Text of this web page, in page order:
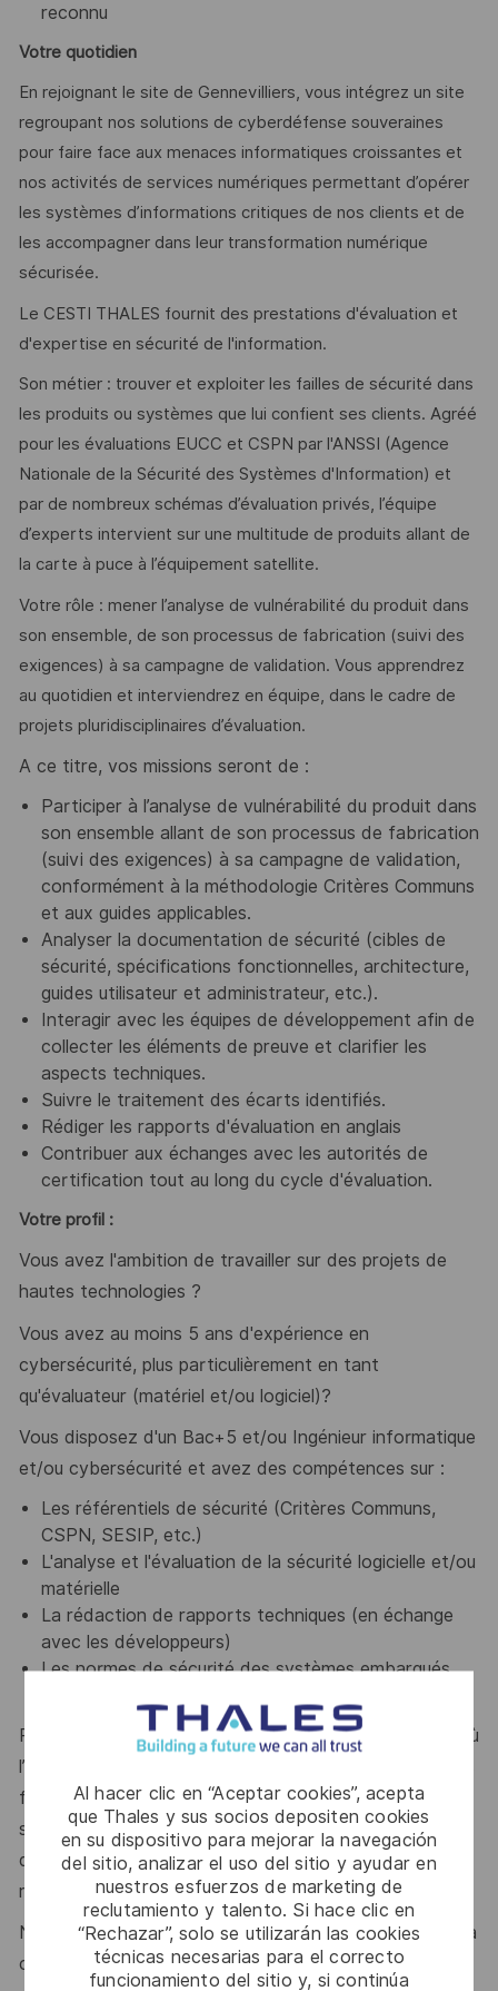
Al hacer clic en “Aceptar cookies”, acepta
que Thales y sus socios depositen cookies
en su dispositivo para mejorar la navegación
del sitio, analizar el uso del sitio y ayudar en
nuestros esfuerzos de marketing de
reclutamiento y talento. Si hace clic en
“Rechazar”, solo se utilizarán las cookies
técnicas necesarias para el correcto
funcionamiento del sitio y, si continúa
reconnu
Votre quotidien
En rejoignant le site de Gennevilliers, vous intégrez un site
regroupant nos solutions de cyberdéfense souveraines
pour faire face aux menaces informatiques croissantes et
nos activités de services numériques permettant d’opérer
les systèmes d’informations critiques de nos clients et de
les accompagner dans leur transformation numérique
sécurisée.
Le CESTI THALES fournit des prestations d'évaluation et
d'expertise en sécurité de l'information.
Son métier : trouver et exploiter les failles de sécurité dans
les produits ou systèmes que lui confient ses clients. Agréé
pour les évaluations EUCC et CSPN par l'ANSSI (Agence
Nationale de la Sécurité des Systèmes d'Information) et
par de nombreux schémas d’évaluation privés, l’équipe
d’experts intervient sur une multitude de produits allant de
la carte à puce à l’équipement satellite.
Votre rôle : mener l’analyse de vulnérabilité du produit dans
son ensemble, de son processus de fabrication (suivi des
exigences) à sa campagne de validation. Vous apprendrez
au quotidien et interviendrez en équipe, dans le cadre de
projets pluridisciplinaires d’évaluation.
A ce titre, vos missions seront de :
Participer à l’analyse de vulnérabilité du produit dans
son ensemble allant de son processus de fabrication
(suivi des exigences) à sa campagne de validation,
conformément à la méthodologie Critères Communs
et aux guides applicables.
Analyser la documentation de sécurité (cibles de
sécurité, spécifications fonctionnelles, architecture,
guides utilisateur et administrateur, etc.).
Interagir avec les équipes de développement afin de
collecter les éléments de preuve et clarifier les
aspects techniques.
Suivre le traitement des écarts identifiés.
Rédiger les rapports d'évaluation en anglais
Contribuer aux échanges avec les autorités de
certification tout au long du cycle d'évaluation.
Votre profil :
Vous avez l'ambition de travailler sur des projets de
hautes technologies ?
Vous avez au moins 5 ans d'expérience en
cybersécurité, plus particulièrement en tant
qu'évaluateur (matériel et/ou logiciel)?
Vous disposez d'un Bac+5 et/ou Ingénieur informatique
et/ou cybersécurité et avez des compétences sur :
Les référentiels de sécurité (Critères Communs,
CSPN, SESIP, etc.)
L'analyse et l'évaluation de la sécurité logicielle et/ou
matérielle
La rédaction de rapports techniques (en échange
avec les développeurs)
Les normes de sécurité des systèmes embarqués,
Rejoindre notre service, c’est intégrer un laboratoire où
l’excellence technique est au cœur de tout ce que nous
faisons. Nous travaillons sur des projets variés et
stimulants pour des clients mondialement reconnus, ce
qui nous pousse chaque jour à nous dépasser et à
rester à la pointe des technologies.
Notre force ? une équipe à taille humaine, soudée, où la
cohésion et l’entraide sont naturelles.